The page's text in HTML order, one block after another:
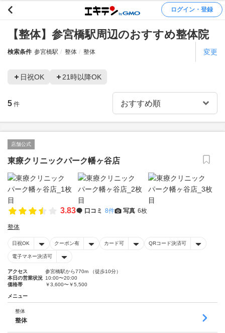
ログイン・登録
【整体】参宮橋駅周辺のおすすめ整体院
検索条件 参宮橋駅 整体 整体 変更
日祝OK 21時以降OK
5 件
店舗公式
東療クリニックパーク幡ヶ谷店
3.83 口コミ 8件 写真 6枚
整体
日祝OK クーポン有 カード可 QRコード決済可
電子マネー決済可
アクセス
参宮橋駅から770m （徒歩10分）
本日の営業状況 10:00〜20:00
価格帯
￥3,600〜￥5,500
メニュー
整体
整体